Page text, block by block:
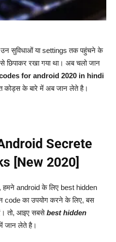
सुविधाओं या settings तक पहुंचने के
छिपाकर रखा गया था। अब चलो जान
for android 2020 in hindi
कोड्स के बारे में अब जान लेते है।
Secrete
[New 2020]
android के लिए best hidden
code का उपयोग करने के लिए, बस
तो, आइए सबसेbest hidden
जान लेते है।